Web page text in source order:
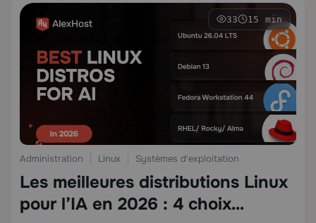
33 15 min
Administration Linux Systèmes d'exploitation
Les meilleures distributions Linux
pour l’IA en 2026 : 4 choix